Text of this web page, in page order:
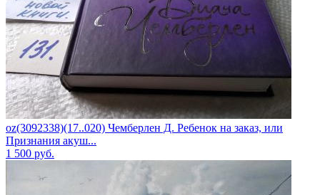
oz(3092338)(17..020) Чемберлен Д. Ребенок на заказ, или
Признания акуш...
1 500 руб.